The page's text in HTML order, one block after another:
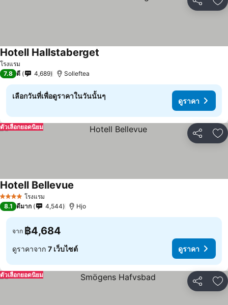
แชร์ เ
โรงแรม
Hotell Hallstaberget
7.8 ดี 4,689 Solleftea
เลือกวันที่เพื่อดูราคาในวันนั้นๆ
ดูราคา
แชร์ เ
ตัวเลือกยอดนิยม
4 ดาว โรงแรม
Hotell Bellevue
8.1 ดีมาก 4,544 Hjo
จาก ฿4,684
ดูราคาจาก 7 เว็บไซต์ ดูราคา
แชร์ เ
ตัวเลือกยอดนิยม